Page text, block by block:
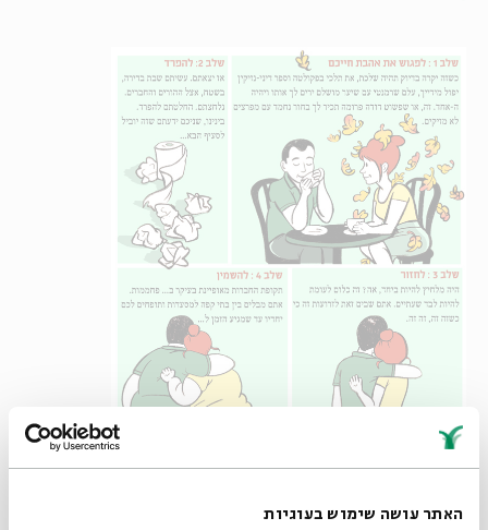
האתר עושה שימוש בעוגיות